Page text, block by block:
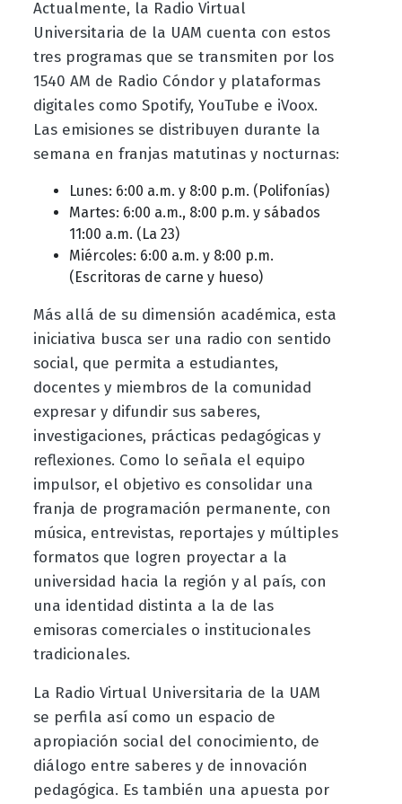
Actualmente, la Radio Virtual
Universitaria de la UAM cuenta con estos
tres programas que se transmiten por los
1540 AM de Radio Cóndor y plataformas
digitales como Spotify, YouTube e iVoox.
Las emisiones se distribuyen durante la
semana en franjas matutinas y nocturnas:
Lunes: 6:00 a.m. y 8:00 p.m. (Polifonías)
Martes: 6:00 a.m., 8:00 p.m. y sábados
11:00 a.m. (La 23)
Miércoles: 6:00 a.m. y 8:00 p.m.
(Escritoras de carne y hueso)
Más allá de su dimensión académica, esta
iniciativa busca ser una radio con sentido
social, que permita a estudiantes,
docentes y miembros de la comunidad
expresar y difundir sus saberes,
investigaciones, prácticas pedagógicas y
reflexiones. Como lo señala el equipo
impulsor, el objetivo es consolidar una
franja de programación permanente, con
música, entrevistas, reportajes y múltiples
formatos que logren proyectar a la
universidad hacia la región y al país, con
una identidad distinta a la de las
emisoras comerciales o institucionales
tradicionales.
La Radio Virtual Universitaria de la UAM
se perfila así como un espacio de
apropiación social del conocimiento, de
diálogo entre saberes y de innovación
pedagógica. Es también una apuesta por